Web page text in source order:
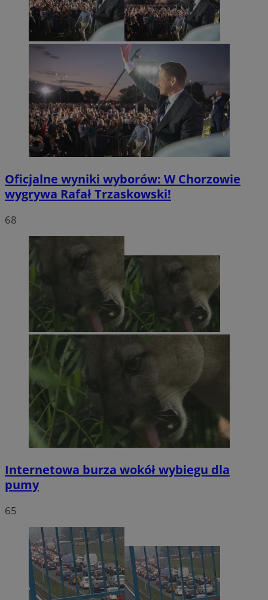
Oficjalne wyniki wyborów: W Chorzowie
wygrywa Rafał Trzaskowski!
68
Internetowa burza wokół wybiegu dla
pumy
65